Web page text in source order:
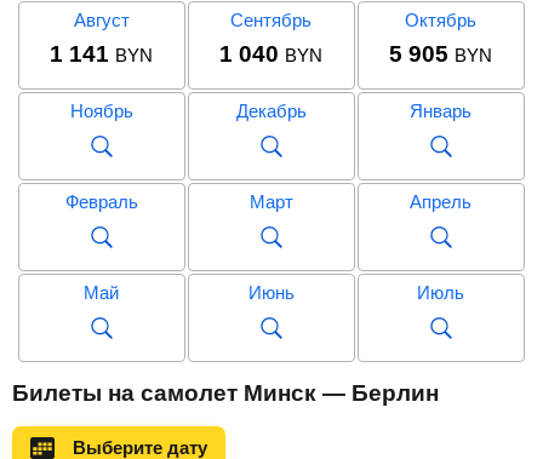
Август
1 141 BYN
Сентябрь
1 040 BYN
Октябрь
5 905 BYN
Ноябрь Декабрь Январь
Февраль Март Апрель
Май Июнь Июль
Сентябрь
Билеты на самолет Минск — Берлин
Выберите дату